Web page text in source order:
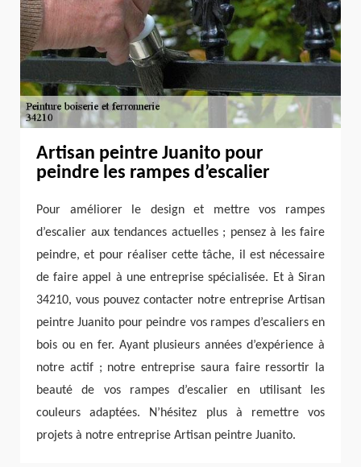
Artisan peintre Juanito pour
peindre les rampes d’escalier
Pour améliorer le design et mettre vos rampes
d’escalier aux tendances actuelles ; pensez à les faire
peindre, et pour réaliser cette tâche, il est nécessaire
de faire appel à une entreprise spécialisée. Et à Siran
34210, vous pouvez contacter notre entreprise Artisan
peintre Juanito pour peindre vos rampes d’escaliers en
bois ou en fer. Ayant plusieurs années d’expérience à
notre actif ; notre entreprise saura faire ressortir la
beauté de vos rampes d’escalier en utilisant les
couleurs adaptées. N’hésitez plus à remettre vos
projets à notre entreprise Artisan peintre Juanito.